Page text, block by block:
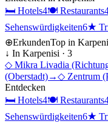
🛏 Hotels4🍽 Restaurants
Sehenswürdigkeiten6★
⊕ErkundenTop in
↓ In Karpenisi · 3
◇ Mikra Livadia
(Oberstadt)→◇ Zentrum
Entdecken
🛏 Hotels4🍽 Restaurants
Sehenswürdigkeiten6★